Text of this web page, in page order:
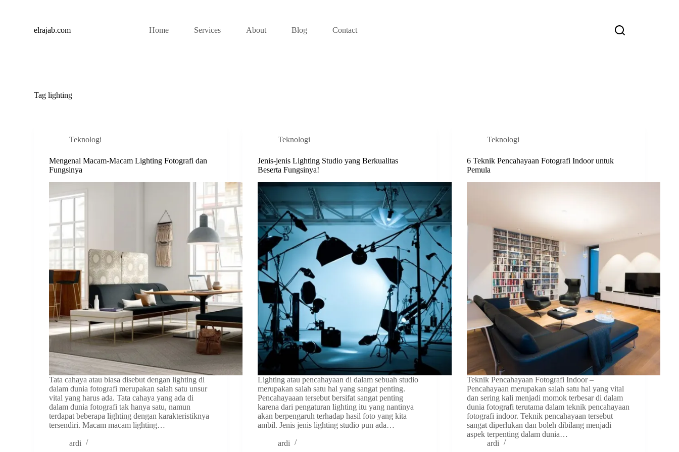
elrajab.com Home Services About Blog Contact
Tag lighting
Teknologi
Mengenal Macam-Macam Lighting Fotografi dan
Fungsinya
Tata cahaya atau biasa disebut dengan lighting di
dalam dunia fotografi merupakan salah satu unsur
vital yang harus ada. Tata cahaya yang ada di
dalam dunia fotografi tak hanya satu, namun
terdapat beberapa lighting dengan karakteristiknya
tersendiri. Macam macam lighting…
ardi
Teknologi
Jenis-jenis Lighting Studio yang Berkualitas
Beserta Fungsinya!
Lighting atau pencahayaan di dalam sebuah studio
merupakan salah satu hal yang sangat penting.
Pencahayaaan tersebut bersifat sangat penting
karena dari pengaturan lighting itu yang nantinya
akan berpengaruh terhadap hasil foto yang kita
ambil. Jenis jenis lighting studio pun ada…
ardi
Teknologi
6 Teknik Pencahayaan Fotografi Indoor untuk
Pemula
Teknik Pencahayaan Fotografi Indoor –
Pencahayaan merupakan salah satu hal yang vital
dan sering kali menjadi momok terbesar di dalam
dunia fotografi terutama dalam teknik pencahayaan
fotografi indoor. Teknik pencahayaan tersebut
sangat diperlukan dan boleh dibilang menjadi
aspek terpenting dalam dunia…
ardi